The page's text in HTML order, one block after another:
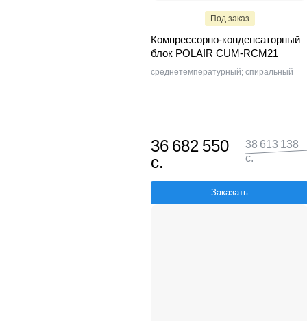
Под заказ
Компрессорно-конденсаторный
блок POLAIR CUM-RCM21
среднетемпературный; спиральный
36 682 550
с.
38 613 138
с.
Заказать